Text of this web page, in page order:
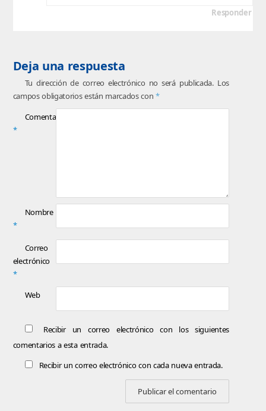
Responder
Deja una respuesta
Tu dirección de correo electrónico no será publicada. Los
campos obligatorios están marcados con*
Comentario
*
Nombre
*
Correo
electrónico
*
Web
Recibir un correo electrónico con los siguientes
comentarios a esta entrada.
Recibir un correo electrónico con cada nueva entrada.